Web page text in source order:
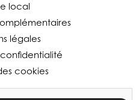
local
légales
cookies